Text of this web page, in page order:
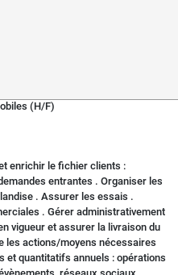
(H/F)
enrichir le fichier clients :
entrantes . Organiser les
. Assurer les essais .
. Gérer administrativement
vigueur et assurer la livraison du
les actions/moyens nécessaires
quantitatifs annuels : opérations